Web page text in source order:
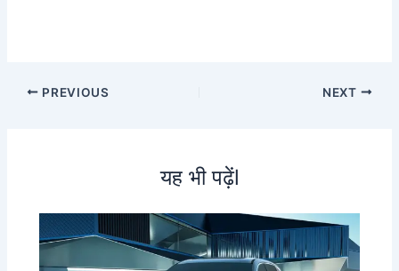
PREVIOUS NEXT
यह भी पढ़ेंl